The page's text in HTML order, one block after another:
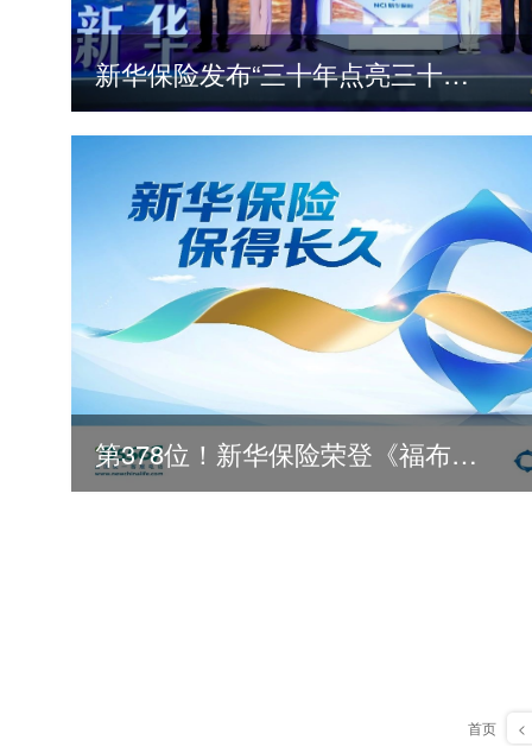
新华保险发布“三十年点亮三十城”全国人才计划
第378位！新华保险荣登《福布斯》全球500强
首页 <